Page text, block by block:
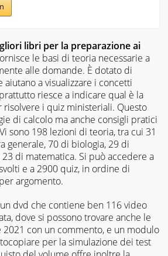
libri per la preparazione ai
le basi di teoria necessarie a
alle domande. È dotato di
a visualizzare i concetti
riesce a indicare qual è la
risolvere i quiz ministeriali. Questo
di calcolo ma anche consigli pratici
sono 198 lezioni di teoria, tra cui 31
generale, 70 di biologia, 29 di
di matematica. Si può accedere a
e a 2900 quiz, in ordine di
argomento.
dvd che contiene ben 116 video
dove si possono trovare anche le
con un commento, e un modulo
per la simulazione dei test